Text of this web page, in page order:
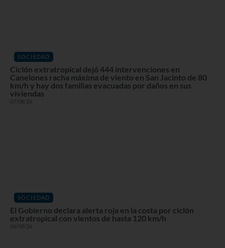
SOCIEDAD
Ciclón extratropical dejó 444 intervenciones en
Canelones racha máxima de viento en San Jacinto de 80
km/h y hay dos familias evacuadas por daños en sus
viviendas
07/08/26
SOCIEDAD
El Gobierno declara alerta roja en la costa por ciclón
extratropical con vientos de hasta 120 km/h
06/08/26